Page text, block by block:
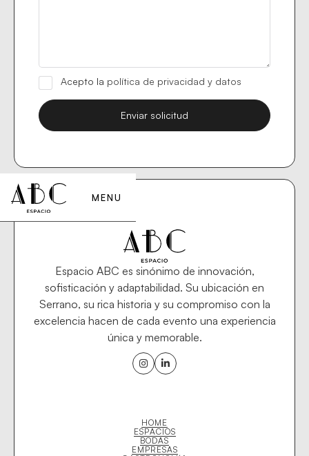
Acepto la política de privacidad y datos
MENU
Espacio ABC es sinónimo de innovación,
sofisticación y adaptabilidad. Su ubicación en
Serrano, su rica historia y su compromiso con la
excelencia hacen de cada evento una experiencia
única y memorable.
 
HOME
ESPACIOS
BODAS
EMPRESAS